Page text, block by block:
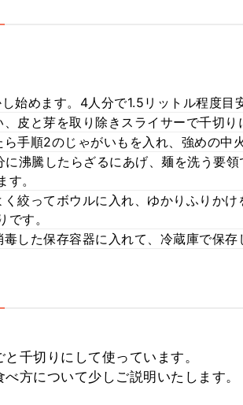
始めます。4人分で1.5リットル程度目
皮と芽を取り除きスライサーで千切り
ら手順2のじゃがいもを入れ、強めの中
に沸騰したらざるにあげ、麺を洗う要
。
く絞ってボウルに入れ、ゆかりふりかけ
す。
した保存容器に入れて、冷蔵庫で保存
千切りにして使っています。
方について少しご説明いたします。